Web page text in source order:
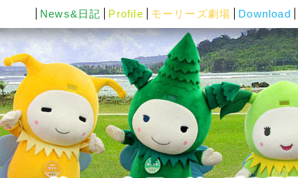
News&日記 Profile モーリーズ劇場 Download